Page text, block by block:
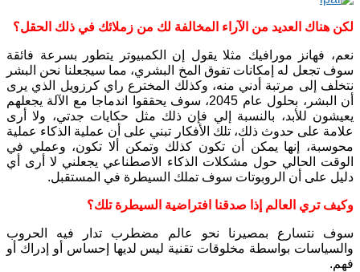
لكن هناك العديد من الآراء المخالفة لك من زملائك في ذلك الحقل؟
نعم، فهانز مورافيك مثلا يقول إن الكمبيوتر يتطور بسرعة فائقة
سوف تجعل له إمكانات تفوق المخ البشري، مما سيجعلنا نحن البشر
نتخلف إلى مرتبة أدني منه، وكذلك المخترع راي كرزويل الذي يرى
أن البشر، بحلول عام 2045، سوف يحققوا اندماجا مع الآلة يجعلهم
يعيشون للأبد، بالنسبة إلي فإن ذلك مثل حكايات جدتي، ولا أرى
علامة على حدوث ذلك، تلك الأفكار تبني على أن عملية الذكاء عملية
محوسبة، إنها يمكن أن تكون كذلك وتمكن ألا تكون، وعملي في
الوقت الحالي حول مشكلات الذكاء الاصطناعي يجعلني لا أرى أي
دليل على أن الروبوتات سوف تملك السيطرة في المستقبل.
وكيف تري العالم إذا صدقنا افتراضية السيطرة تلك؟
سوف نتسارع بمصيرنا نحو عالم مضطرب تدار فيه الحروب
والسياسات بواسطة مخلوقات تقنية ليس لديها إحساس أو إدراك أو
فهم.